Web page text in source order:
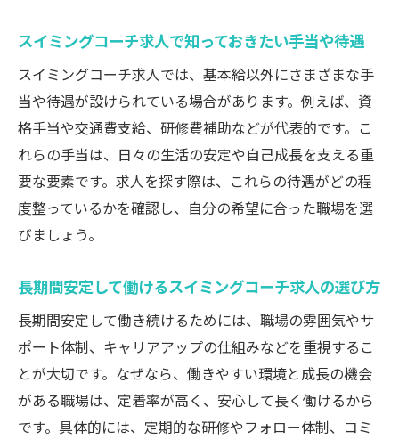
スイミングコーチ求人で知っておきたい手当や待遇
スイミングコーチ求人では、基本給以外にさまざまな手
当や待遇が設けられている場合があります。例えば、資
格手当や交通費支給、研修費補助などが代表的です。こ
れらの手当は、日々の生活の安定や自己成長を支える重
要な要素です。求人を探す際は、これらの待遇がどの程
度整っているかを確認し、自分の希望に合った職場を選
びましょう。
長期間安定して働けるスイミングコーチ求人の選び方
長期間安定して働き続けるためには、職場の雰囲気やサ
ポート体制、キャリアアップの仕組みなどを重視するこ
とが大切です。なぜなら、働きやすい環境と成長の機会
がある職場は、定着率が高く、安心して長く働けるから
です。具体的には、定期的な研修やフォロー体制、コミ